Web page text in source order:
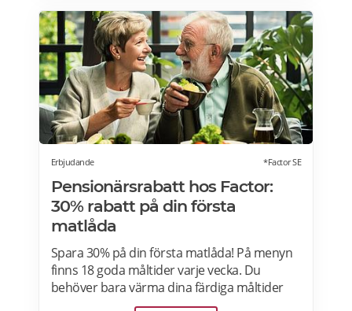
nikotinprodukter, läkemedel,
välgörenhetsprodukter,
modersmjölksersättning, presentkort och
pant. Läs mer om pensionärsrabatter på City
Gross här.
Erbjudande *Factor SE
Pensionärsrabatt hos Factor:
30% rabatt på din första
matlåda
Spara 30% på din första matlåda! På menyn
finns 18 goda måltider varje vecka. Du
behöver bara värma dina färdiga måltider
från Factor Meals. Med Factor har du alltid